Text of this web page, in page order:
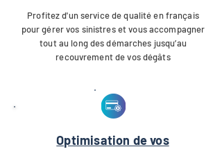
Profitez d'un service de qualité en français
pour gérer vos sinistres et vous accompagner
tout au long des démarches jusqu’au
recouvrement de vos dégâts
Optimisation de vos